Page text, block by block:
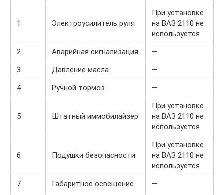
1 Электроусилитель руля
При установке
на ВАЗ 2110 не
используется
2
Аварийная сигнализация
—
3
Давление масла
—
4
Ручной тормоз —
5 Штатный иммобилайзер
При установке
на ВАЗ 2110 не
используется
6 Подушки безопасности
При установке
на ВАЗ 2110 не
используется
7
Габаритное освещение —